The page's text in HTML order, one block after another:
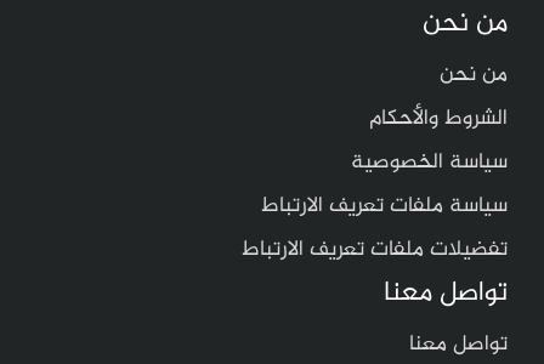
من نحن
من نحن
الشروط والأحكام
سياسة الخصوصية
سياسة ملفات تعريف الارتباط
تفضيلات ملفات تعريف الارتباط
تواصل معنا
تواصل معنا